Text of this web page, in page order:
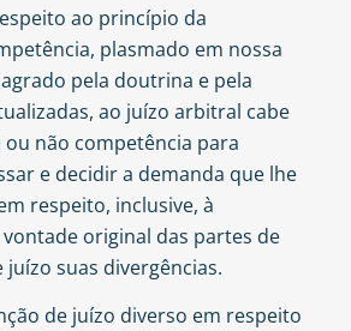
ao princípio da
plasmado em nossa
pela doutrina e pela
ao juízo arbitral cabe
não competência para
e decidir a demanda que lhe
respeito, inclusive, à
original das partes de
suas divergências.
de juízo diverso em respeito